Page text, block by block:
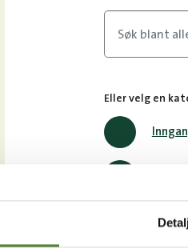
Eller velg en